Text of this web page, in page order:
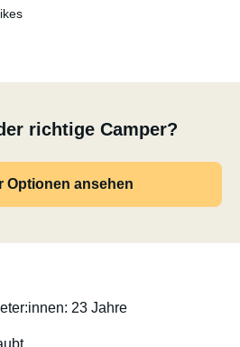
richtige Camper?
Optionen ansehen
23 Jahre